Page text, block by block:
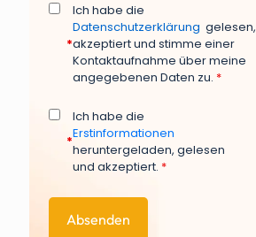
*
Ich habe die
Datenschutzerklärung gelesen,
akzeptiert und stimme einer
Kontaktaufnahme über meine
angegebenen Daten zu. *
*
Ich habe die
Erstinformationen
heruntergeladen, gelesen
und akzeptiert. *